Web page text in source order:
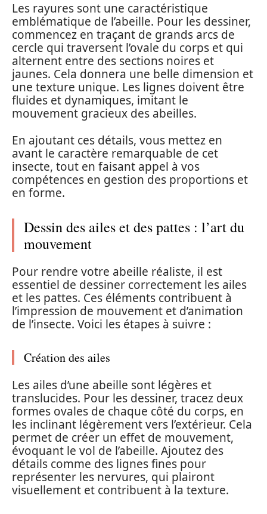
Les rayures sont une caractéristique
emblématique de l’abeille. Pour les dessiner,
commencez en traçant de grands arcs de
cercle qui traversent l’ovale du corps et qui
alternent entre des sections noires et
jaunes. Cela donnera une belle dimension et
une texture unique. Les lignes doivent être
fluides et dynamiques, imitant le
mouvement gracieux des abeilles.
En ajoutant ces détails, vous mettez en
avant le caractère remarquable de cet
insecte, tout en faisant appel à vos
compétences en gestion des proportions et
en forme.
Dessin des ailes et des pattes : l’art du
mouvement
Pour rendre votre abeille réaliste, il est
essentiel de dessiner correctement les ailes
et les pattes. Ces éléments contribuent à
l’impression de mouvement et d’animation
de l’insecte. Voici les étapes à suivre :
Création des ailes
Les ailes d’une abeille sont légères et
translucides. Pour les dessiner, tracez deux
formes ovales de chaque côté du corps, en
les inclinant légèrement vers l’extérieur. Cela
permet de créer un effet de mouvement,
évoquant le vol de l’abeille. Ajoutez des
détails comme des lignes fines pour
représenter les nervures, qui plairont
visuellement et contribuent à la texture.